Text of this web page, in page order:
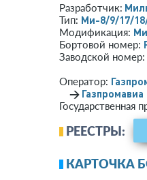
Разработчик:
Тип: Ми-8/9/17/
Модификация:
Бортовой номер:
Заводской номер:
Оператор:
→ Газпромавиа
Государственная
РЕЕСТРЫ:
КАРТОЧКА